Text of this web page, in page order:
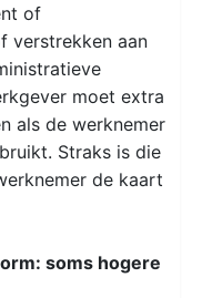
of
verstrekken aan
moet extra
als de werknemer
Straks is die
de kaart
soms hogere